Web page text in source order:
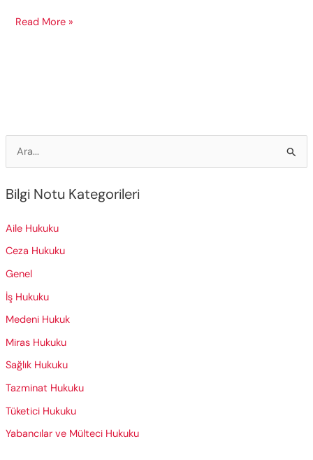
Aynen
Read More »
e
c
h
:
Bilgi Notu Kategorileri
Aile Hukuku
Ceza Hukuku
Genel
İş Hukuku
Medeni Hukuk
Miras Hukuku
Sağlık Hukuku
Tazminat Hukuku
Tüketici Hukuku
Yabancılar ve Mülteci Hukuku